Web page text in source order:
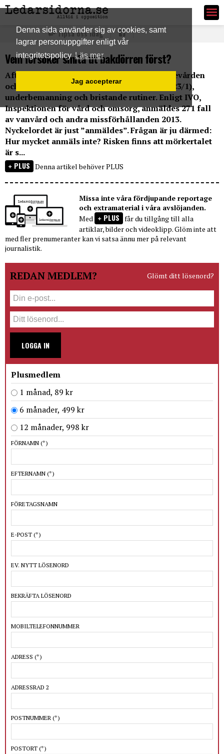
Denna sida använder sig av cookies, samt
lagrar personuppgifter enligt vår
integritetspolicyLäs mer
Jag accepterar
Ledarsidorna.se
Tipsa oss idag
Vem försöker smita ut bakdörren först?
Aftonbladet skildrar just nu bristerna i äldrevården
och hittar tyvärr flera exempel av vanvård (23/1),
underbemanning och bristande rutiner. Enligt IVO,
Inspektionen för vård och omsorg, anmäldes 271 fall
av vanvård och andra missförhållanden 2013.
Nyckelordet är just ”anmäldes”. Frågan är ju därmed:
Hur mycket anmäls inte? Risken finns att mörkertalet
är s...
PLUS Denna artikel behöver PLUS
Missa inte våra fördjupande reportage
och extramaterial i våra avslöjanden.
Med
PLUS får du tillgång till alla
artiklar, bilder och videoklipp. Glöm inte att
med fler prenumeranter kan vi satsa ännu mer på relevant
journalistik.
REDAN MEDLEM? Glömt ditt lösenord?
LOGGA IN
Plusmedlem
1 månad, 89 kr
6 månader, 499 kr
12 månader, 998 kr
FÖRNAMN (*)
EFTERNAMN (*)
FÖRETAGSNAMN
E-POST (*)
EV. NYTT LÖSENORD
BEKRÄFTA LÖSENORD
MOBILTELEFONNUMMER
ADRESS (*)
ADRESSRAD 2
POSTNUMMER (*)
POSTORT (*)